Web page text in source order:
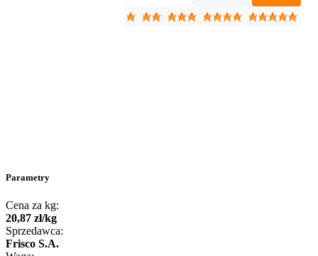
Parametry
Cena za kg:
20,87 zł/kg
Sprzedawca:
Frisco S.A.